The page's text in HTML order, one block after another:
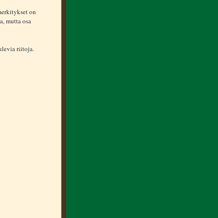
on
mutta osa
riitoja.